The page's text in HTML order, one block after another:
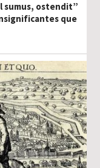
sumus, ostendit”
que